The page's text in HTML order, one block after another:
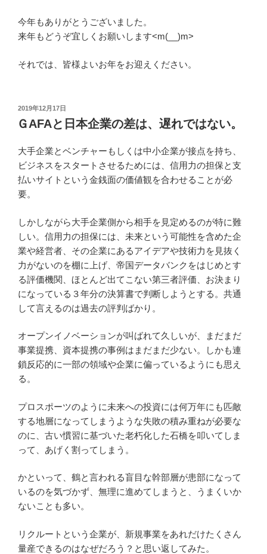
今年もありがとうございました。
来年もどうぞ宜しくお願いします<m(__)m>
それでは、皆様よいお年をお迎えください。
投
稿
日:
2019年12月17日
ＧAFAと日本企業の差は、遅れではない。
大手企業とベンチャーもしくは中小企業が接点を持ち、
ビジネスをスタートさせるためには、信用力の担保と支
払いサイトという金銭面の価値観を合わせることが必
要。
しかしながら大手企業側から相手を見定めるのが特に難
しい。信用力の担保には、未来という可能性を含めた企
業や経営者、その企業にあるアイデアや技術力を見抜く
力がないのを棚に上げ、帝国データバンクをはじめとす
る評価機関、ほとんど出てこない第三者評価、お決まり
になっている３年分の決算書で判断しようとする。共通
して言えるのは過去の評判ばかり。
オープンイノベーションが叫ばれて久しいが、まだまだ
事業提携、資本提携の事例はまだまだ少ない。しかも連
鎖反応的に一部の領域や企業に偏っているようにも思え
る。
プロスポーツのように未来への投資には何万年にも匹敵
する地層になってしまうような失敗の積み重ねが必要な
のに、古い慣習に基づいた老朽化した石橋を叩いてしま
って、あげく割ってしまう。
かといって、鶴と言われる盲目な幹部層が患部になって
いるのを気づかず、無理に進めてしまうと、うまくいか
ないことも多い。
リクルートという企業が、新規事業をあれだけたくさん
量産できるのはなぜだろう？と思い返してみた。